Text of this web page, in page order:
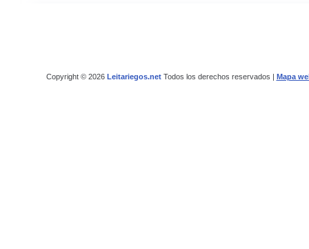
Copyright © 2026 Leitariegos.netTodos los derechos reservados | Mapa